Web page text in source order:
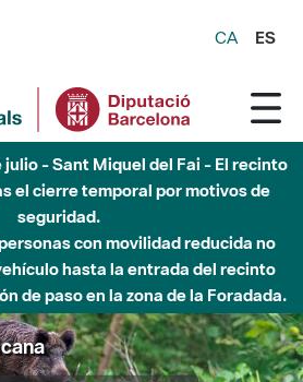
CA ES
de 2026 - Parque Fluvial Besós -
del Parque Fluvial del Besòs debido
de una pasarela sobre el río
de Parcs Naturals